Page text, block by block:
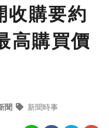
收購要約
高購買價
聞 新聞時事